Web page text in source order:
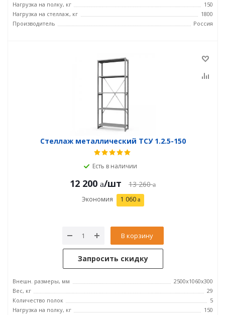
Нагрузка на полку, кг
150
Нагрузка на стеллаж, кг
1800
Производитель
Россия
Стеллаж металлический ТСУ 1.2.5-150
Есть в наличии
12 200 /шт 13 260
Экономия 1 060
В корзину
Запросить скидку
Внешн. размеры, мм
2500х1060х300
Вес, кг
29
Количество полок
5
Нагрузка на полку, кг
150